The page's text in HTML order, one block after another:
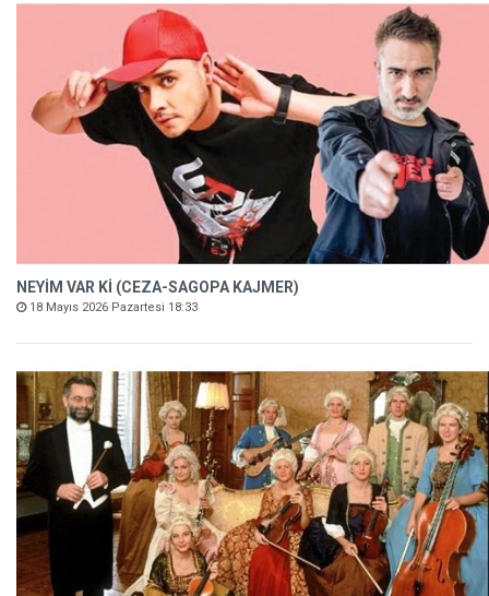
NEYİM VAR Kİ (CEZA-SAGOPA KAJMER)
18 Mayıs 2026 Pazartesi 18:33